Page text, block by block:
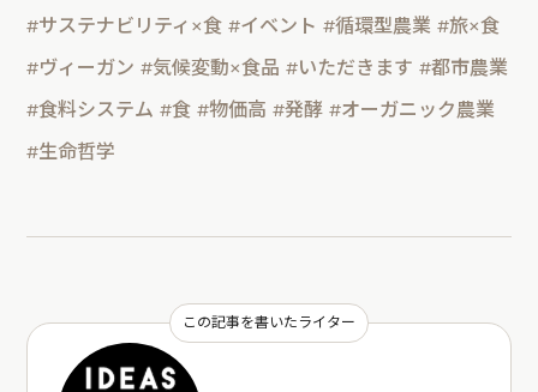
#サステナビリティ×食 #イベント #循環型農業 #旅×食
#ヴィーガン #気候変動×食品 #いただきます #都市農業
#食料システム #食 #物価高 #発酵 #オーガニック農業
#生命哲学
この記事を書いたライター